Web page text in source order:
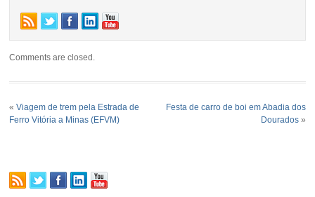
Comments are closed.
«Viagem de trem pela Estrada de
Ferro Vitória a Minas (EFVM)
Festa de carro de boi em Abadia dos
Dourados»